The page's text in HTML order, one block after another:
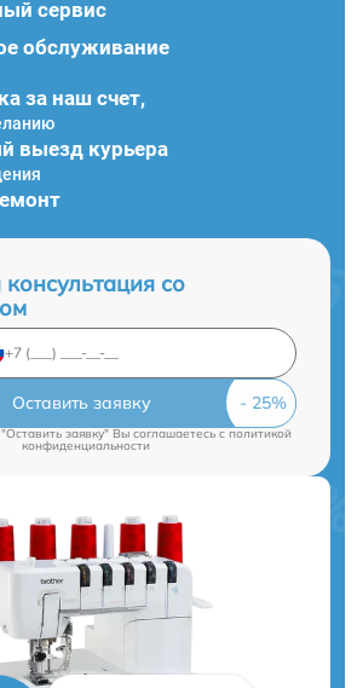
сервис
обслуживание
за наш счет,
выезд курьера
со
Оставить заявку
заявку" Вы соглашаетесь cполитикой
конфиденциальности